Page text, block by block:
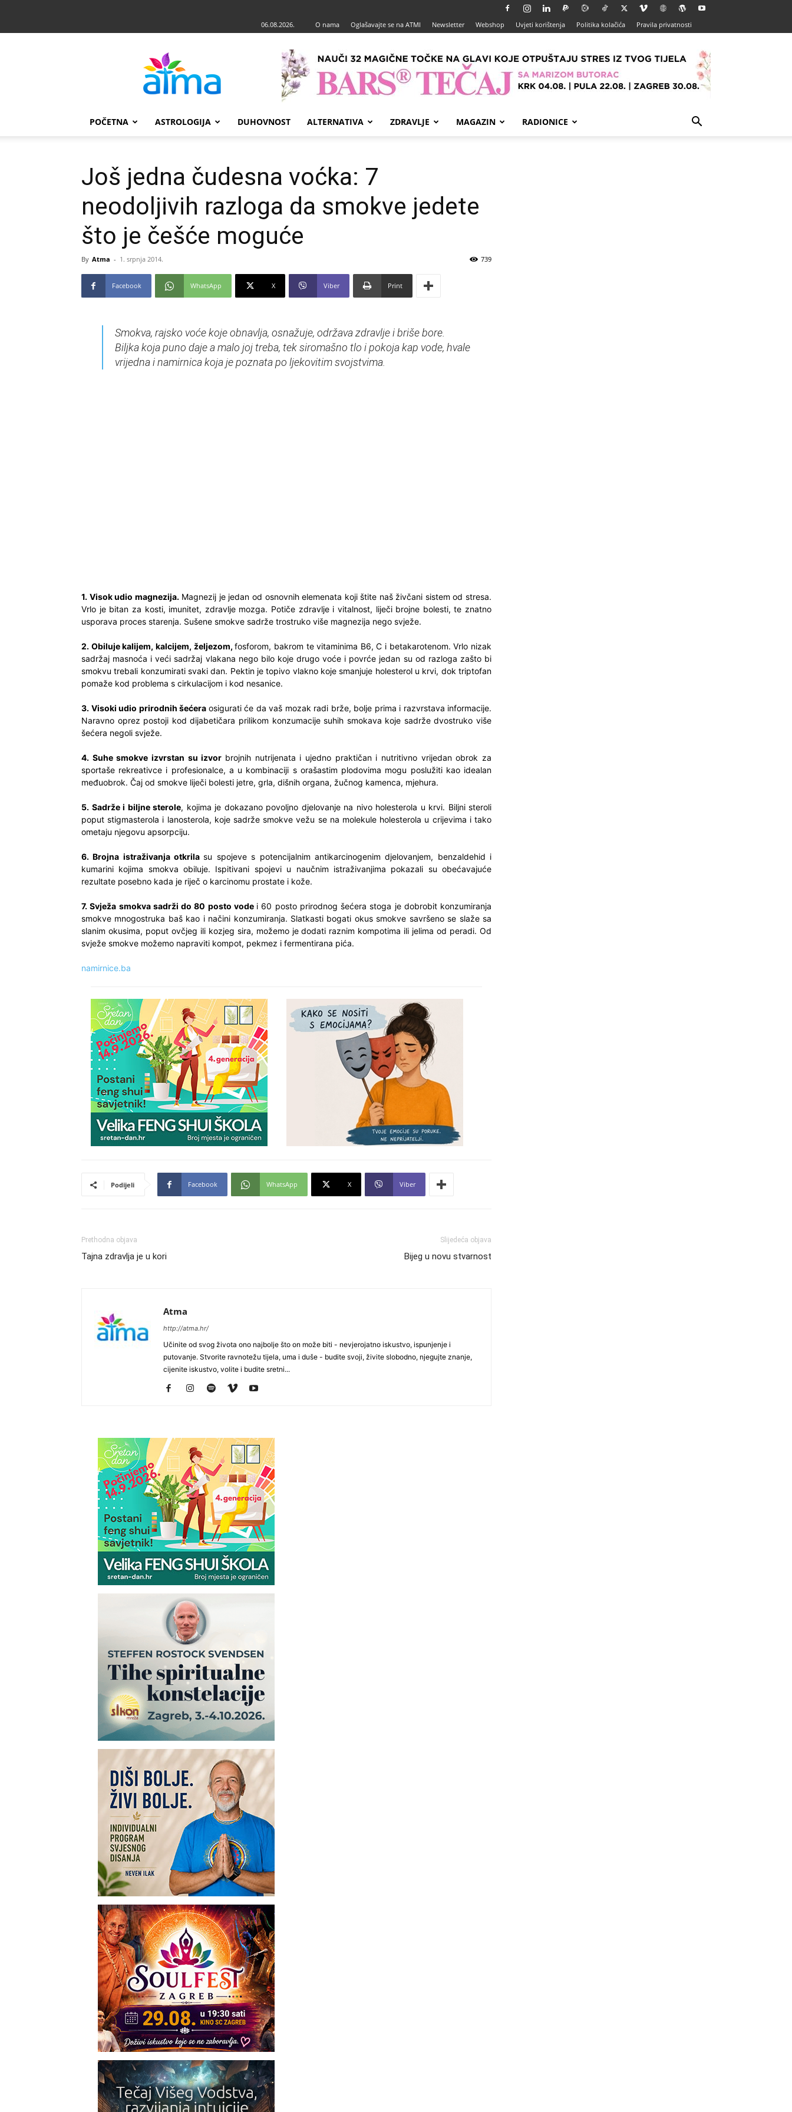
06.08.2026. O nama Oglašavajte se na ATMI Newsletter Webshop Uvjeti korištenja Politika kolačića Pravila privatnosti
POČETNA ASTROLOGIJA DUHOVNOST ALTERNATIVA ZDRAVLJE MAGAZIN RADIONICE
Još jedna čudesna voćka: 7
neodoljivih razloga da smokve jedete
što je češće moguće
By Atma - 1. srpnja 2014. 739
Facebook WhatsApp X Viber Print
Smokva, rajsko voće koje obnavlja, osnažuje, održava zdravlje i briše bore.
Biljka koja puno daje a malo joj treba, tek siromašno tlo i pokoja kap vode, hvale
vrijedna i namirnica koja je poznata po ljekovitim svojstvima.
1. Visok udio magnezija.Magnezij je jedan od osnovnih elemenata koji štite naš živčani sistem od stresa.
Vrlo je bitan za kosti, imunitet, zdravlje mozga. Potiče zdravlje i vitalnost, liječi brojne bolesti, te znatno
usporava proces starenja. Sušene smokve sadrže trostruko više magnezija nego svježe.
2. Obiluje kalijem, kalcijem, željezom,fosforom, bakrom te vitaminima B6, C i betakarotenom. Vrlo nizak
sadržaj masnoća i veći sadržaj vlakana nego bilo koje drugo voće i povrće jedan su od razloga zašto bi
smokvu trebali konzumirati svaki dan. Pektin je topivo vlakno koje smanjuje holesterol u krvi, dok triptofan
pomaže kod problema s cirkulacijom i kod nesanice.
3. Visoki udio prirodnih šećera osigurati će da vaš mozak radi brže, bolje prima i razvrstava informacije.
Naravno oprez postoji kod dijabetičara prilikom konzumacije suhih smokava koje sadrže dvostruko više
šećera negoli svježe.
4. Suhe smokve izvrstan su izvor brojnih nutrijenata i ujedno praktičan i nutritivno vrijedan obrok za
sportaše rekreativce i profesionalce, a u kombinaciji s orašastim plodovima mogu poslužiti kao idealan
međuobrok. Čaj od smokve liječi bolesti jetre, grla, dišnih organa, žučnog kamenca, mjehura.
5. Sadrže i biljne sterole, kojima je dokazano povoljno djelovanje na nivo holesterola u krvi. Biljni steroli
poput stigmasterola i lanosterola, koje sadrže smokve vežu se na molekule holesterola u crijevima i tako
ometaju njegovu apsorpciju.
6. Brojna istraživanja otkrilasu spojeve s potencijalnim antikarcinogenim djelovanjem, benzaldehid i
kumarini kojima smokva obiluje. Ispitivani spojevi u naučnim istraživanjima pokazali su obećavajuće
rezultate posebno kada je riječ o karcinomu prostate i kože.
7. Svježa smokva sadrži do 80 posto vode i 60 posto prirodnog šećera stoga je dobrobit konzumiranja
smokve mnogostruka baš kao i načini konzumiranja. Slatkasti bogati okus smokve savršeno se slaže sa
slanim okusima, poput ovčjeg ili kozjeg sira, možemo je dodati raznim kompotima ili jelima od peradi. Od
svježe smokve možemo napraviti kompot, pekmez i fermentirana pića.
namirnice.ba
Podijeli Facebook WhatsApp X Viber
Prethodna objava
Tajna zdravlja je u kori
Slijedeća objava
Bijeg u novu stvarnost
Atma
http://atma.hr/
Učinite od svog života ono najbolje što on može biti - nevjerojatno iskustvo, ispunjenje i
putovanje. Stvorite ravnotežu tijela, uma i duše - budite svoji, živite slobodno, njegujte znanje,
cijenite iskustvo, volite i budite sretni...